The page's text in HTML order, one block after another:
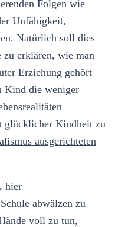
Folgen wie
Unfähigkeit,
Natürlich soll dies
erklären, wie man
Erziehung gehört
Kind die weniger
glücklicher Kindheit zu
ausgerichteten
hier
abwälzen zu
voll zu tun,